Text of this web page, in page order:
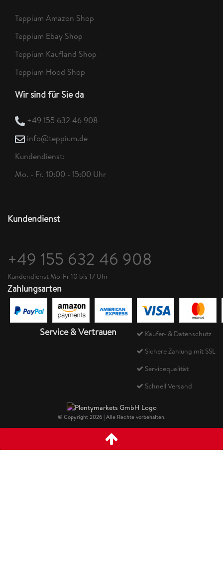
Teppium Amazon Shop
Teppium Ebay Shop
Teppium Kaufland Shop
Teppium Hood Shop
Wir sind für Sie da
+49 155 632 46 908
info@teppium.de
Kundendienst:
Mo. - Fr. 10:00 - 15:00 Uhr
Kundendienst
+49 155 632 46 908
Kundendienst Mo-Fr 10 bis 17 Uhr
Zahlungsarten
Service & Vertrauen
Käufer- & Datenschutz
Sichere Zahlung mit SSL
Servicequalität
Schnell Versand
© Copyright 2026 | Alle Rechte vorbehalten.